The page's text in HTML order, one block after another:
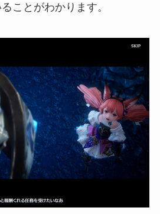
ことがわかります。